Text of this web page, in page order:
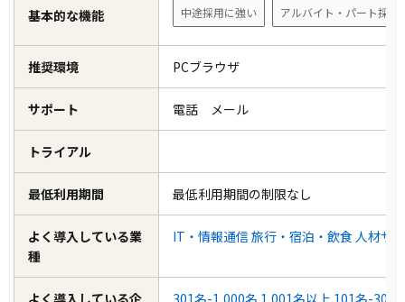
基本的な機能 中途採用に強い アルバイト・パート採用
推奨環境 PCブラウザ
サポート 電話 メール
トライアル
最低利用期間 最低利用期間の制限なし
よく導入している業
種
IT・情報通信 旅行・宿泊・飲食 人材サ
よく導入している企 301名-1,000名 1,001名以上 101名-300